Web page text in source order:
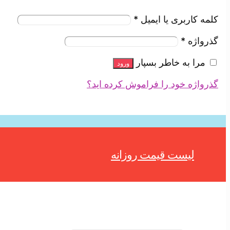
کلمه کاربری یا ایمیل *
گذرواژه *
مرا به خاطر بسپار
ورود
گذرواژه خود را فراموش کرده اید؟
لیست قیمت روزانه